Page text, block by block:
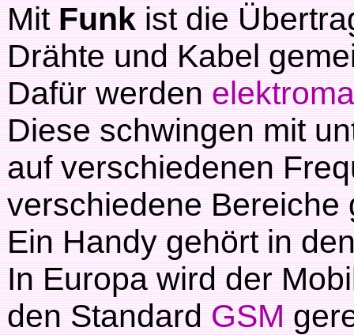
MitFunkist die
Drähte und Kabel
Dafür werden
Diese schwingen mit
auf verschiedenen
verschiedene Bereiche
Ein Handy gehört in
In Europa wird der
den StandardGSM